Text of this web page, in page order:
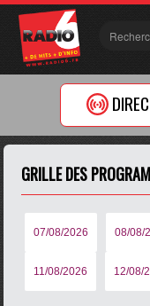
GRILLE DES
07/08/2026 08/08/
11/08/2026 12/08/